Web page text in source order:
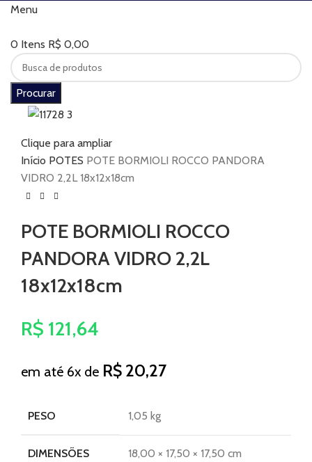
Menu
0 Itens R$ 0,00
Procurar
Clique para ampliar
Início POTES POTE BORMIOLI ROCCO PANDORA
VIDRO 2,2L 18x12x18cm
POTE BORMIOLI ROCCO
PANDORA VIDRO 2,2L
18x12x18cm
R$ 121,64
em até 6x de R$ 20,27
PESO 1,05 kg
DIMENSÕES 18,00 × 17,50 × 17,50 cm